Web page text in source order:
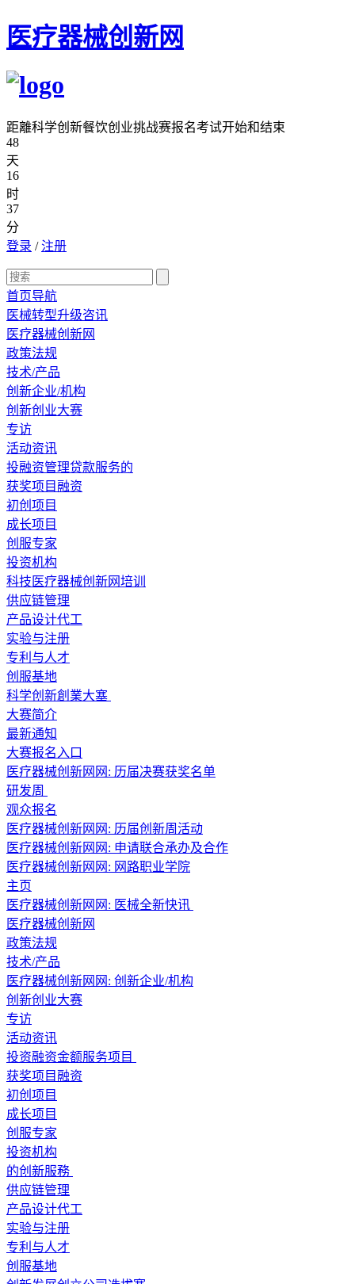
医疗器械创新网
距離科学创新餐饮创业挑战赛报名考试开始和结束
48
天
16
时
37
分
登录 /注册
首页导航
医械转型升级咨讯
医疗器械创新网
政策法规
技术/产品
创新企业/机构
创新创业大赛
专访
活动资讯
投融资管理贷款服务的
获奖项目融资
初创项目
成长项目
创服专家
投资机构
科技医疗器械创新网培训
供应链管理
产品设计代工
实验与注册
专利与人才
创服基地
科学创新創業大塞
大赛简介
最新通知
大赛报名入口
医疗器械创新网网: 历届决赛获奖名单
研发周
观众报名
医疗器械创新网网: 历届创新周活动
医疗器械创新网网: 申请联合承办及合作
医疗器械创新网网: 网路职业学院
主页
医疗器械创新网网: 医械全新快讯
医疗器械创新网
政策法规
技术/产品
医疗器械创新网网: 创新企业/机构
创新创业大赛
专访
活动资讯
投资融资金额服务项目
获奖项目融资
初创项目
成长项目
创服专家
投资机构
的创新服務
供应链管理
产品设计代工
实验与注册
专利与人才
创服基地